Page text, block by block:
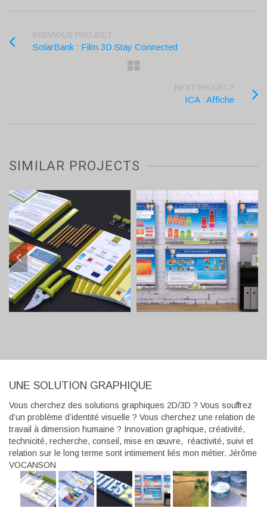
PREVIOUS PROJECT
SolarBank : Film 3D Stay Connected
NEXT PROJECT
ICA : Affiche
SIMILAR PROJECTS
UNE SOLUTION GRAPHIQUE
Vous cherchez des solutions graphiques 2D/3D ? Vous souffrez
d’un problème d’identité visuelle ? Vous cherchez une relation de
travail à dimension humaine ? Innovation graphique, créativité,
technicité, recherche, conseil, mise en œuvre, réactivité, suivi et
relation sur le long terme sont intimement liés mon métier. Jérôme
VOCANSON